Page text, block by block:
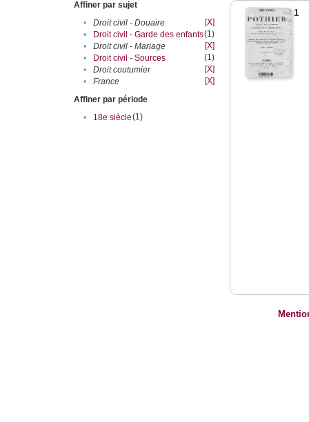
Affiner par sujet
•
Droit civil - Douaire
[X]
•
Droit civil - Garde des enfants(1)
•
Droit civil - Mariage
[X]
•
Droit civil - Sources
(1)
•
Droit coutumier
[X]
•
France
[X]
Affiner par période
•
18e siècle(1)
1